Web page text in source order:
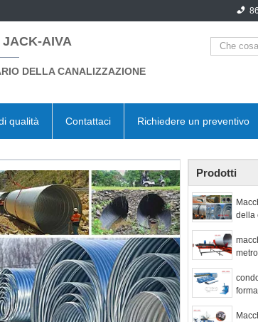
AIVA
DELLA CANALIZZAZIONE
qualità Contattaci Richiedere un preventivo
Prodotti
della